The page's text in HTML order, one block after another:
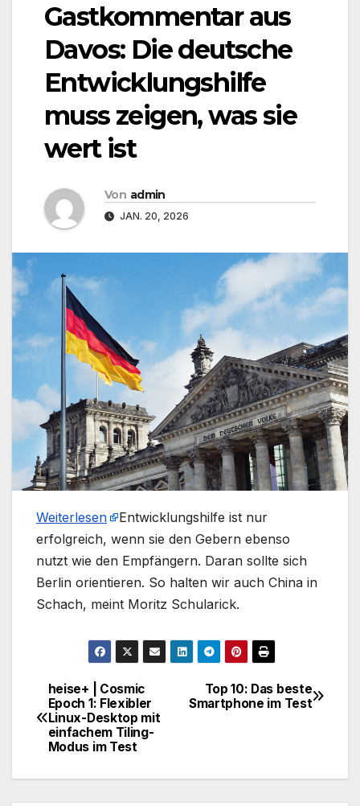
Gastkommentar aus
Davos: Die deutsche
Entwicklungshilfe
muss zeigen, was sie
wert ist
Von admin
JAN. 20, 2026
Weiterlesen
​Entwicklungshilfe ist nur
erfolgreich, wenn sie den Gebern ebenso
nutzt wie den Empfängern. Daran sollte sich
Berlin orientieren. So halten wir auch China in
Schach, meint Moritz Schularick.
Beitragsnavigation
Top 10: Das beste
Smartphone im Test
heise+ | Cosmic
Epoch 1: Flexibler
Linux-Desktop mit
einfachem Tiling-
Modus im Test